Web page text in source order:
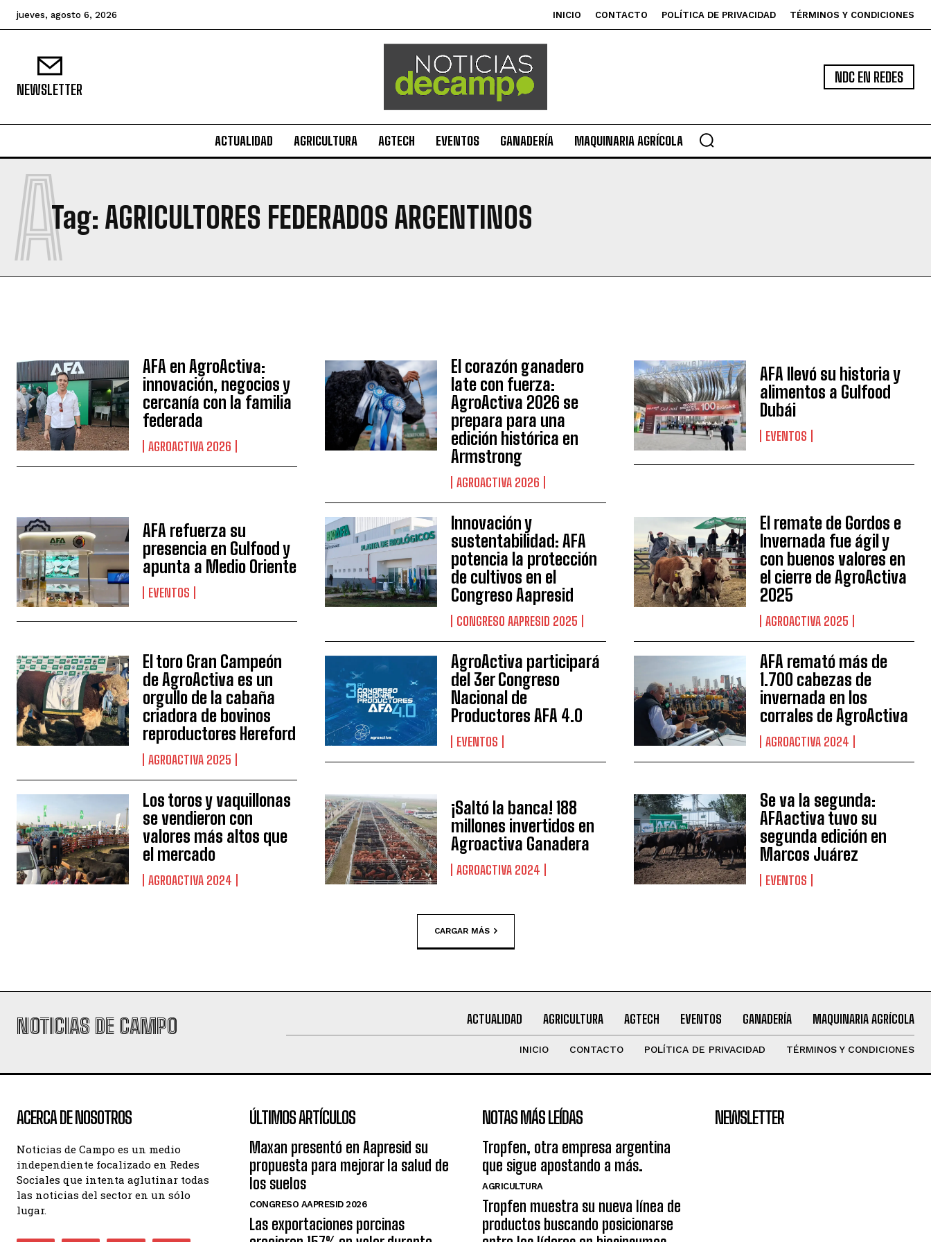
QUIERO SUSCRIBIRME
Leí y acepto laPolítica de Privacidad.
jueves, agosto 6, 2026 INICIO CONTACTO POLÍTICA DE PRIVACIDAD TÉRMINOS Y CONDICIONES
NEWSLETTER
NDC EN REDES
ACTUALIDAD AGRICULTURA AGTECH EVENTOS GANADERÍA MAQUINARIA AGRÍCOLA
Tag: AGRICULTORES FEDERADOS ARGENTINOS
A
AFA en AgroActiva:
innovación, negocios y
cercanía con la familia
federada
AGROACTIVA 2026
El corazón ganadero
late con fuerza:
AgroActiva 2026 se
prepara para una
edición histórica en
Armstrong
AGROACTIVA 2026
AFA llevó su historia y
alimentos a Gulfood
Dubái
EVENTOS
AFA refuerza su
presencia en Gulfood y
apunta a Medio Oriente
EVENTOS
Innovación y
sustentabilidad: AFA
potencia la protección
de cultivos en el
Congreso Aapresid
CONGRESO AAPRESID 2025
El remate de Gordos e
Invernada fue ágil y
con buenos valores en
el cierre de AgroActiva
2025
AGROACTIVA 2025
El toro Gran Campeón
de AgroActiva es un
orgullo de la cabaña
criadora de bovinos
reproductores Hereford
AGROACTIVA 2025
AgroActiva participará
del 3er Congreso
Nacional de
Productores AFA 4.0
EVENTOS
AFA remató más de
1.700 cabezas de
invernada en los
corrales de AgroActiva
AGROACTIVA 2024
Los toros y vaquillonas
se vendieron con
valores más altos que
el mercado
AGROACTIVA 2024
¡Saltó la banca! 188
millones invertidos en
Agroactiva Ganadera
AGROACTIVA 2024
Se va la segunda:
AFAactiva tuvo su
segunda edición en
Marcos Juárez
EVENTOS
CARGAR MÁS
NOTICIAS DE CAMPO ACTUALIDAD AGRICULTURA AGTECH EVENTOS GANADERÍA MAQUINARIA AGRÍCOLA
INICIO CONTACTO POLÍTICA DE PRIVACIDAD TÉRMINOS Y CONDICIONES
ACERCA DE NOSOTROS
Noticias de Campo es un medio
independiente focalizado en Redes
Sociales que intenta aglutinar todas
las noticias del sector en un sólo
lugar.
ÚLTIMOS ARTÍCULOS
Maxan presentó en Aapresid su
propuesta para mejorar la salud de
los suelos
CONGRESO AAPRESID 2026
Las exportaciones porcinas
NOTAS MÁS LEÍDAS
Tropfen, otra empresa argentina
que sigue apostando a más.
AGRICULTURA
Tropfen muestra su nueva línea de
productos buscando posicionarse
NEWSLETTER